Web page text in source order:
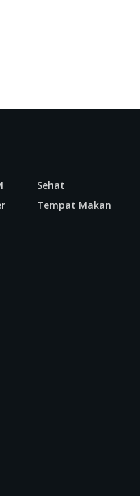
Sehat
Tempat Makan